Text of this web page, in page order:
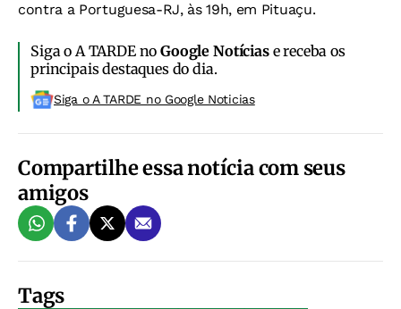
contra a Portuguesa-RJ, às 19h, em Pituaçu.
Siga o A TARDE noGoogle Notíciase receba os
principais destaques do dia.
Siga o A TARDE no Google Noticias
Compartilhe essa notícia com seus
amigos
Tags